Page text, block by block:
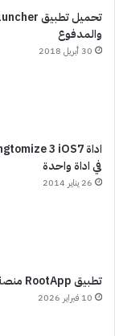
والمدفوع
30 أبريل 2018
في اداة واحدة
26 يناير 2014
تطبيق RootApp منصة اجتماعية تعاونية
10 فبراير 2026